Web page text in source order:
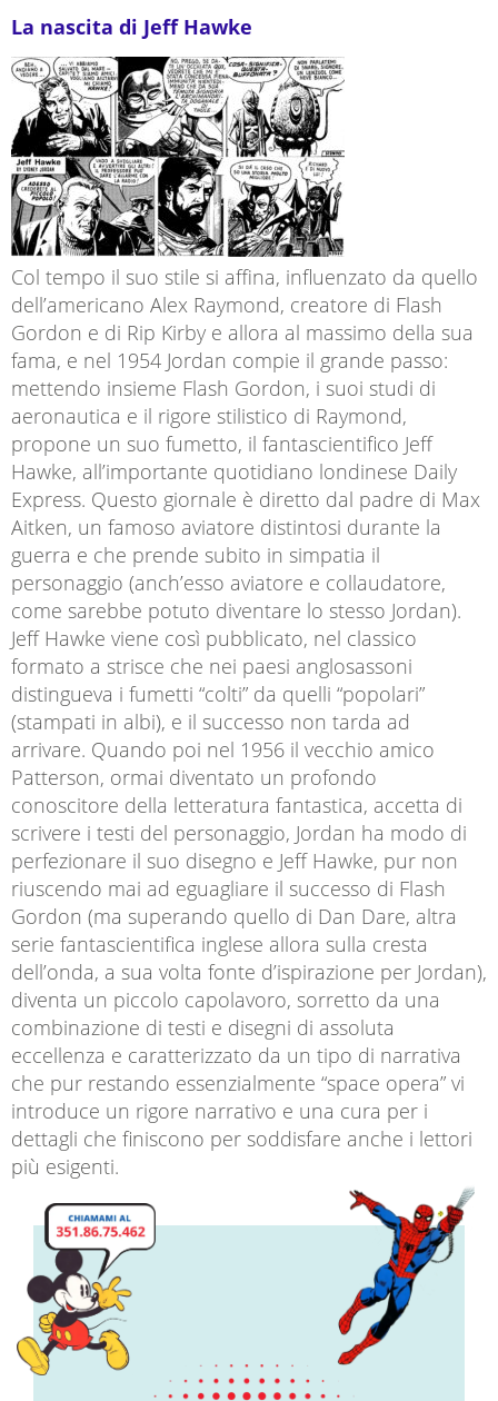
La nascita di Jeff Hawke
Col tempo il suo stile si affina, influenzato da quello
dell’americano Alex Raymond, creatore di Flash
Gordon e di Rip Kirby e allora al massimo della sua
fama, e nel 1954 Jordan compie il grande passo:
mettendo insieme Flash Gordon, i suoi studi di
aeronautica e il rigore stilistico di Raymond,
propone un suo fumetto, il fantascientifico Jeff
Hawke, all’importante quotidiano londinese Daily
Express. Questo giornale è diretto dal padre di Max
Aitken, un famoso aviatore distintosi durante la
guerra e che prende subito in simpatia il
personaggio (anch’esso aviatore e collaudatore,
come sarebbe potuto diventare lo stesso Jordan).
Jeff Hawke viene così pubblicato, nel classico
formato a strisce che nei paesi anglosassoni
distingueva i fumetti “colti” da quelli “popolari”
(stampati in albi), e il successo non tarda ad
arrivare. Quando poi nel 1956 il vecchio amico
Patterson, ormai diventato un profondo
conoscitore della letteratura fantastica, accetta di
scrivere i testi del personaggio, Jordan ha modo di
perfezionare il suo disegno e Jeff Hawke, pur non
riuscendo mai ad eguagliare il successo di Flash
Gordon (ma superando quello di Dan Dare, altra
serie fantascientifica inglese allora sulla cresta
dell’onda, a sua volta fonte d’ispirazione per Jordan),
diventa un piccolo capolavoro, sorretto da una
combinazione di testi e disegni di assoluta
eccellenza e caratterizzato da un tipo di narrativa
che pur restando essenzialmente “space opera” vi
introduce un rigore narrativo e una cura per i
dettagli che finiscono per soddisfare anche i lettori
più esigenti.